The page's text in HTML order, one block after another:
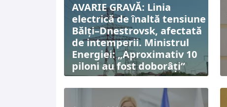
AVARIE GRAVĂ: Linia
electrică de înaltă tensiune
Bălți–Dnestrovsk, afectată
de intemperii. Ministrul
Energiei: „Aproximativ 10
piloni au fost doborâți”